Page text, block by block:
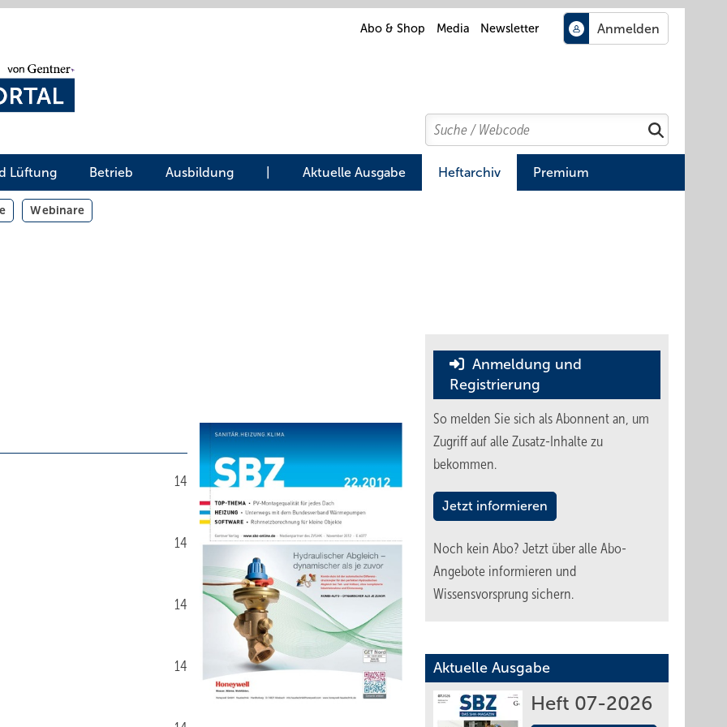
Abo & Shop Media Newsletter
Search
Suchen
Lüftung Betrieb Ausbildung Aktuelle Ausgabe Heftarchiv Premium
Webinare
14
14
14
14
Anmeldung und
Registrierung
So melden Sie sich als Abonnent an, um
Zugriff auf alle Zusatz-Inhalte zu
bekommen.
Jetzt informieren
Noch kein Abo? Jetzt über alle Abo-
Angebote informieren und
Wissensvorsprung sichern.
Aktuelle Ausgabe
Heft 07-2026